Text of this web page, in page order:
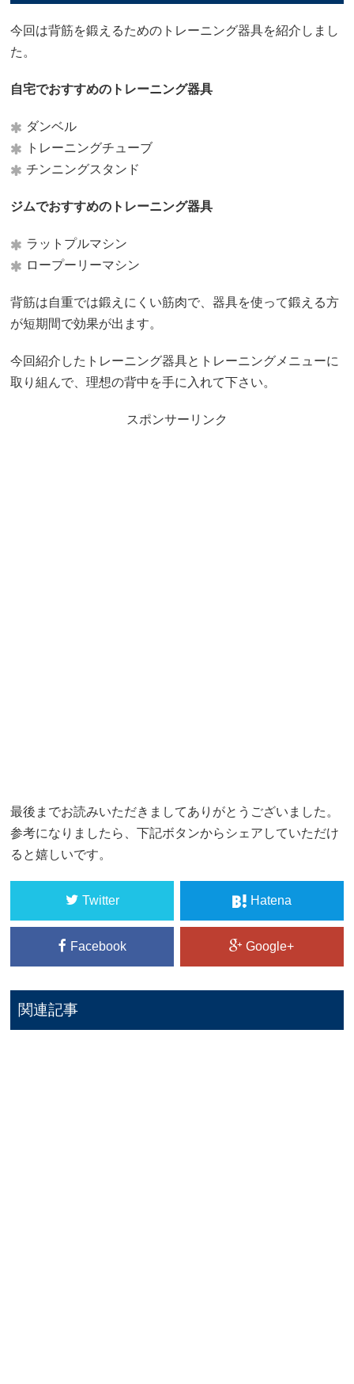
今回は背筋を鍛えるためのトレーニング器具を紹介しまし
た。
自宅でおすすめのトレーニング器具
ダンベル
トレーニングチューブ
チンニングスタンド
ジムでおすすめのトレーニング器具
ラットプルマシン
ロープーリーマシン
背筋は自重では鍛えにくい筋肉で、器具を使って鍛える方
が短期間で効果が出ます。
今回紹介したトレーニング器具とトレーニングメニューに
取り組んで、理想の背中を手に入れて下さい。
スポンサーリンク
最後までお読みいただきましてありがとうございました。
参考になりましたら、下記ボタンからシェアしていただけ
ると嬉しいです。
Twitter Hatena
Facebook Google+
関連記事